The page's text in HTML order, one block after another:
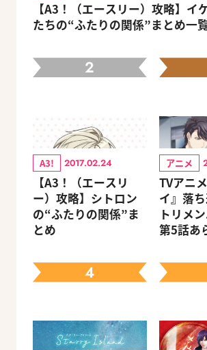
【A3！（エースリー）攻略】イ
たちの“ふたりの関係”まとめ一
2
A3! 2017.02.24
【A3！（エースリ
ー）攻略】シトロン
の“ふたりの関係”ま
とめ
アニメ
TVアニ
イ』落
トリメ
第5話あ
4